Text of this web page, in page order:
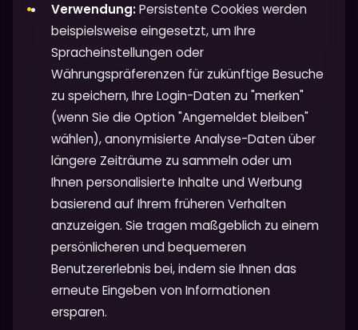
Verwendung:Persistente Cookies werden
beispielsweise eingesetzt, um Ihre
Spracheinstellungen oder
Währungspräferenzen für zukünftige Besuche
zu speichern, Ihre Login-Daten zu "merken"
(wenn Sie die Option "Angemeldet bleiben"
wählen), anonymisierte Analyse-Daten über
längere Zeiträume zu sammeln oder um
Ihnen personalisierte Inhalte und Werbung
basierend auf Ihrem früheren Verhalten
anzuzeigen. Sie tragen maßgeblich zu einem
persönlicheren und bequemeren
Benutzererlebnis bei, indem sie Ihnen das
erneute Eingeben von Informationen
ersparen.